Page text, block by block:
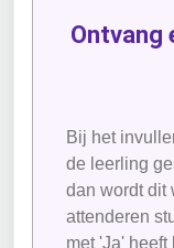
Ontvang
Bij het
de leerling
dan wordt dit
attenderen
met 'Ja' heeft